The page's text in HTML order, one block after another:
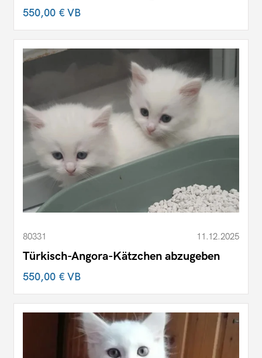
550,00 €VB
80331 11.12.2025
Türkisch-Angora-Kätzchen abzugeben
550,00 €VB